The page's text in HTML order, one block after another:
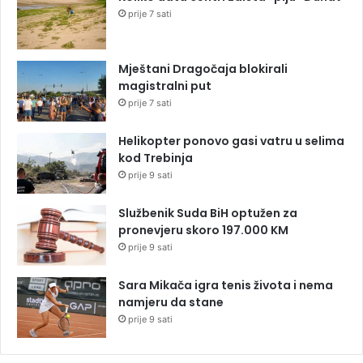
prije 7 sati
Mještani Dragočaja blokirali
magistralni put
prije 7 sati
Helikopter ponovo gasi vatru u selima
kod Trebinja
prije 9 sati
Službenik Suda BiH optužen za
pronevjeru skoro 197.000 KM
prije 9 sati
Sara Mikača igra tenis života i nema
namjeru da stane
prije 9 sati